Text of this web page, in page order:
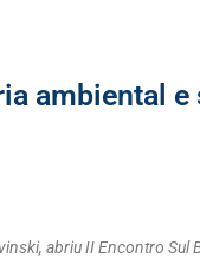
ambiental
abriu II Encontro Sul